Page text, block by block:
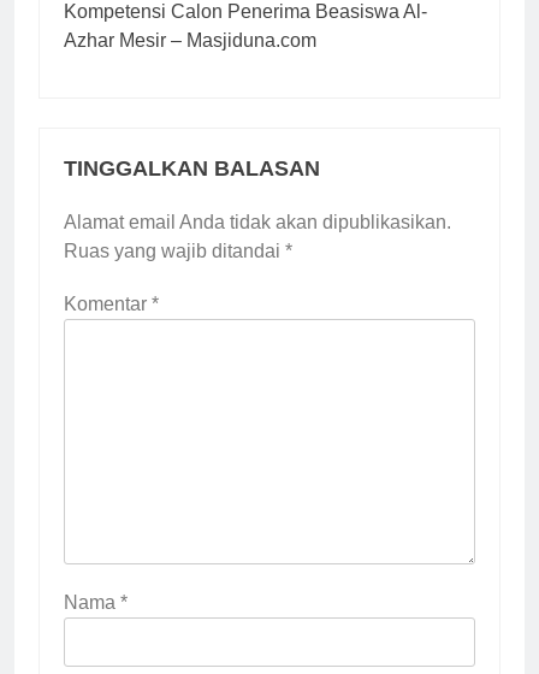
Kompetensi Calon Penerima Beasiswa Al-
Azhar Mesir – Masjiduna.com
TINGGALKAN BALASAN
Alamat email Anda tidak akan dipublikasikan.
Ruas yang wajib ditandai *
Komentar *
Nama *